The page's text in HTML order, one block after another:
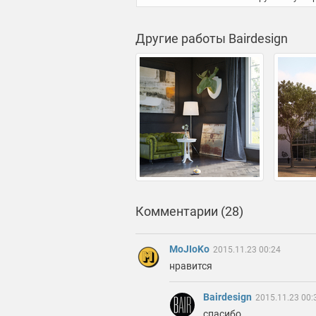
Другие работы Bairdesign
Комментарии (28)
MoJIoKo 2015.11.23 00:24
нравится
Bairdesign 2015.11.23